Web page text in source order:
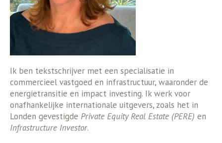
Ik ben tekstschrijver met een specialisatie in
commercieel vastgoed en infrastructuur, waaronder de
energietransitie en impact investing. Ik werk voor
onafhankelijke internationale uitgevers, zoals het in
Londen gevestigde Private Equity Real Estate (PERE) en
Infrastructure Investor.